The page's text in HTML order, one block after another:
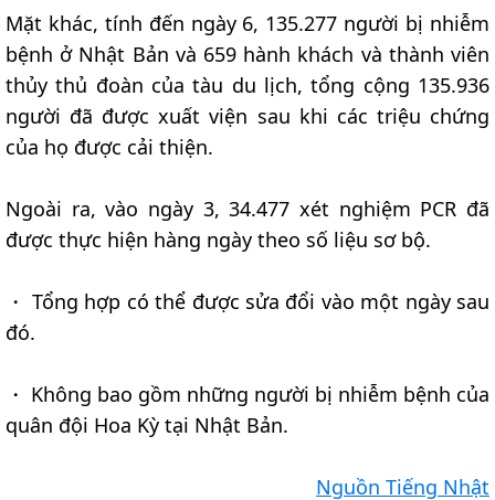
Mặt khác, tính đến ngày 6, 135.277 người bị nhiễm
bệnh ở Nhật Bản và 659 hành khách và thành viên
thủy thủ đoàn của tàu du lịch, tổng cộng 135.936
người đã được xuất viện sau khi các triệu chứng
của họ được cải thiện.
Ngoài ra, vào ngày 3, 34.477 xét nghiệm PCR đã
được thực hiện hàng ngày theo số liệu sơ bộ.
・ Tổng hợp có thể được sửa đổi vào một ngày sau
đó.
・ Không bao gồm những người bị nhiễm bệnh của
quân đội Hoa Kỳ tại Nhật Bản.
Nguồn Tiếng Nhật